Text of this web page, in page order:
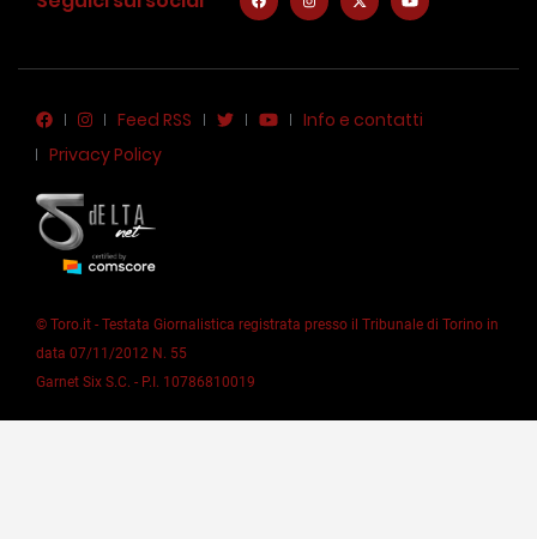
Feed RSS
Info e contatti
Privacy Policy
© Toro.it - Testata Giornalistica registrata presso il Tribunale di Torino in
data 07/11/2012 N. 55
Garnet Six S.C. - P.I. 10786810019